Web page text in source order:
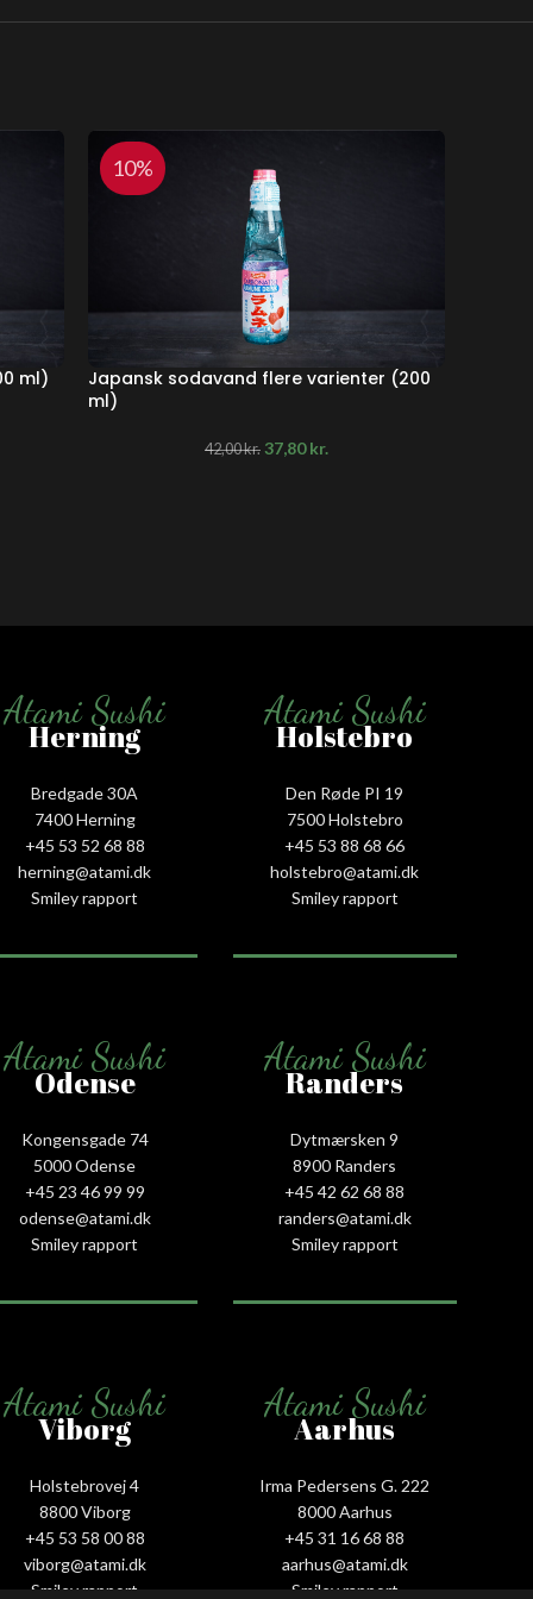
ml)
10%
Japansk sodavand flere varienter (200
ml)
42,00kr. 37,80kr.
Atami Sushi
Herning
Bredgade 30A
7400 Herning
+45 53 52 68 88
herning@atami.dk
Smiley rapport
Atami Sushi
Holstebro
Den Røde PI 19
7500 Holstebro
+45 53 88 68 66
holstebro@atami.dk
Smiley rapport
Atami Sushi
Odense
Kongensgade 74
5000 Odense
+45 23 46 99 99
odense@atami.dk
Smiley rapport
Atami Sushi
Randers
Dytmærsken 9
8900 Randers
+45 42 62 68 88
randers@atami.dk
Smiley rapport
Atami Sushi
Viborg
Holstebrovej 4
8800 Viborg
+45 53 58 00 88
viborg@atami.dk
Smiley rapport
Atami Sushi
Aarhus
Irma Pedersens G. 222
8000 Aarhus
+45 31 16 68 88
aarhus@atami.dk
Smiley rapport